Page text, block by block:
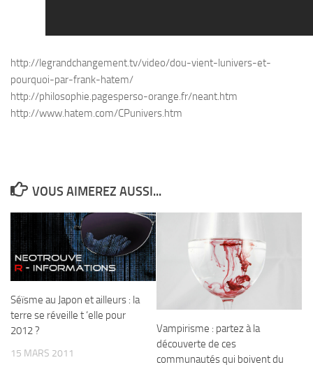
http://legrandchangement.tv/video/dou-vient-lunivers-et-
pourquoi-par-frank-hatem/
http://philosophie.pagesperso-orange.fr/neant.htm
http://www.hatem.com/CPunivers.htm
VOUS AIMEREZ AUSSI...
Séïsme au Japon et ailleurs : la
terre se réveille t ‘elle pour
2012 ?
15 MARS 2011
Vampirisme : partez à la
découverte de ces
communautés qui boivent du